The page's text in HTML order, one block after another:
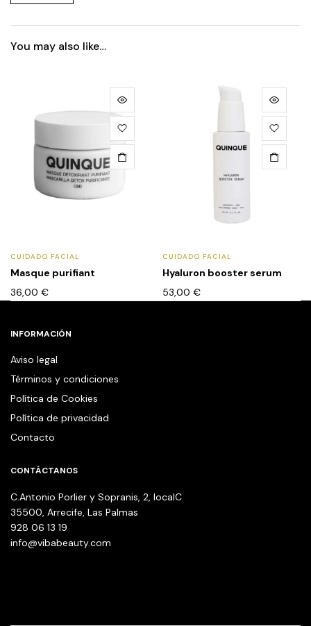
You may also like…
CUIDADO FACIAL
Masque purifiant
36,00 €
CUIDADO FACIAL
Hyaluron booster serum
53,00 €
INFORMACIÓN
Aviso legal
Términos y condiciones
Política de Cookies
Política de privacidad
Contacto
CONTÁCTANOS
C.Antonio Porlier y Sopranis, 2, localC
35500, Arrecife, Las Palmas
928 06 13 19
info@vibabeauty.com